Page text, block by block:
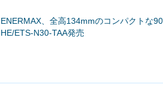
ENERMAX、全高134mmのコンパクトな
HE/ETS-N30-TAA発売